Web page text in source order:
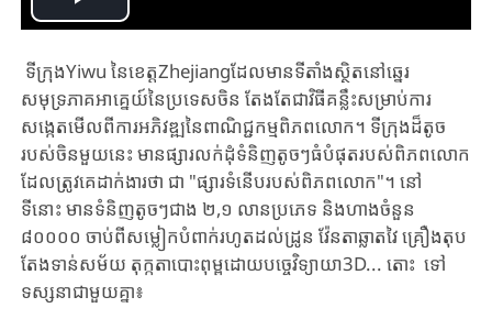
Play
Video
ទីក្រុងYiwu នៃខេត្តZhejiangដែលមានទីតាំងស្ថិតនៅឆ្នេរ
សមុទ្រភាគអាគ្នេយ៍នៃប្រទេសចិន តែងតែជាវិធីគន្លឹះសម្រាប់ការ
សង្កេតមើលពីការអភិវឌ្ឍនៃពាណិជ្ជកម្មពិភពលោក។ ទីក្រុងដ៏តូច
របស់ចិនមួយនេះ មានផ្សារលក់ដុំទំនិញតូចៗធំបំផុតរបស់ពិភពលោក
ដែលត្រូវគេដាក់ងារថា​ ជា "ផ្សារទំនើបរបស់ពិភពលោក"។ នៅ
ទីនោះ មានទំនិញតូចៗជាង ២,១ លានប្រភេទ និងហាងចំនួន
៨០០០០ ចាប់ពីសម្លៀកបំពាក់រហូតដល់ដ្រូន វ៉ែនតាឆ្លាតវៃ គ្រឿងតុប
តែងទាន់សម័យ តុក្កតាបោះពុម្ពដោយបច្ចេវិទ្យាយា3D... តោះ​ ទៅ
ទស្សនាជាមួយគ្នា៖